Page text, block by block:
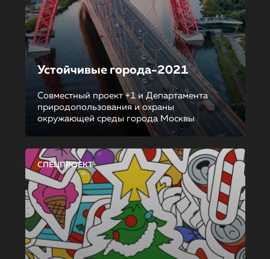
Устойчивые города-2021
Совместный проект +1 и Департамента
природопользования и охраны
окружающей среды города Москвы
СПЕЦПРОЕКТ